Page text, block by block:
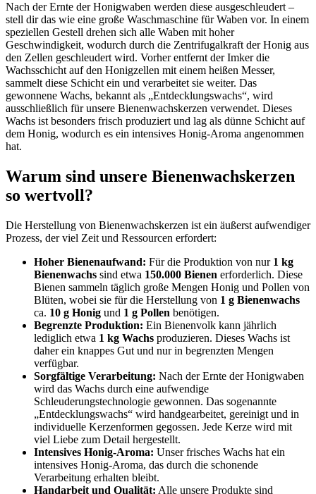
Nach der Ernte der Honigwaben werden diese ausgeschleudert –
stell dir das wie eine große Waschmaschine für Waben vor. In einem
speziellen Gestell drehen sich alle Waben mit hoher
Geschwindigkeit, wodurch durch die Zentrifugalkraft der Honig aus
den Zellen geschleudert wird. Vorher entfernt der Imker die
Wachsschicht auf den Honigzellen mit einem heißen Messer,
sammelt diese Schicht ein und verarbeitet sie weiter. Das
gewonnene Wachs, bekannt als „Entdecklungswachs“, wird
ausschließlich für unsere Bienenwachskerzen verwendet. Dieses
Wachs ist besonders frisch produziert und lag als dünne Schicht auf
dem Honig, wodurch es ein intensives Honig-Aroma angenommen
hat.
Warum sind unsere Bienenwachskerzen
so wertvoll?
Die Herstellung von Bienenwachskerzen ist ein äußerst aufwendiger
Prozess, der viel Zeit und Ressourcen erfordert:
Hoher Bienenaufwand: Für die Produktion von nur 1 kg
Bienenwachs sind etwa 150.000 Bienen erforderlich. Diese
Bienen sammeln täglich große Mengen Honig und Pollen von
Blüten, wobei sie für die Herstellung von 1 g Bienenwachs
ca. 10 g Honig und 1 g Pollen benötigen.
Begrenzte Produktion: Ein Bienenvolk kann jährlich
lediglich etwa 1 kg Wachs produzieren. Dieses Wachs ist
daher ein knappes Gut und nur in begrenzten Mengen
verfügbar.
Sorgfältige Verarbeitung: Nach der Ernte der Honigwaben
wird das Wachs durch eine aufwendige
Schleuderungstechnologie gewonnen. Das sogenannte
„Entdecklungswachs“ wird handgearbeitet, gereinigt und in
individuelle Kerzenformen gegossen. Jede Kerze wird mit
viel Liebe zum Detail hergestellt.
Intensives Honig-Aroma: Unser frisches Wachs hat ein
intensives Honig-Aroma, das durch die schonende
Verarbeitung erhalten bleibt.
Handarbeit und Qualität: Alle unsere Produkte sind